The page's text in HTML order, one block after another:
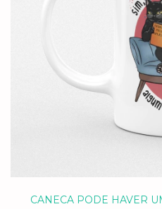
CANECA PODE HAVER